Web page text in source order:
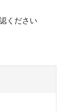
ください